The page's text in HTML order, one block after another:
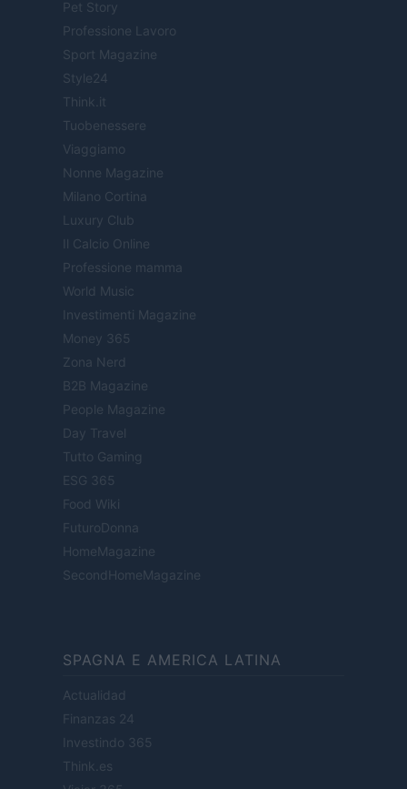
Pet Story
Professione Lavoro
Sport Magazine
Style24
Think.it
Tuobenessere
Viaggiamo
Nonne Magazine
Milano Cortina
Luxury Club
Il Calcio Online
Professione mamma
World Music
Investimenti Magazine
Money 365
Zona Nerd
B2B Magazine
People Magazine
Day Travel
Tutto Gaming
ESG 365
Food Wiki
FuturoDonna
HomeMagazine
SecondHomeMagazine
SPAGNA E AMERICA LATINA
Actualidad
Finanzas 24
Investindo 365
Think.es